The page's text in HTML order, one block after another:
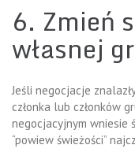
6. Zmień
własnej
Jeśli negocjacje
członka lub członków
negocjacyjnym wniesie
“powiew świeżości”